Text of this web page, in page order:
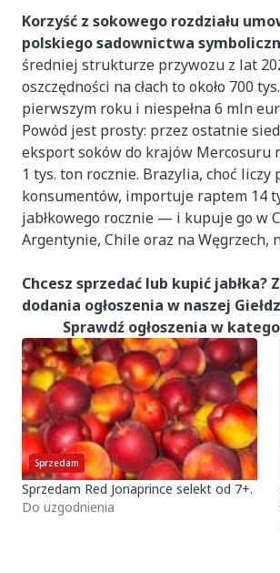
Korzyść z sokowego rozdziału
polskiego sadownictwa
średniej strukturze przywozu z lat
oszczędności na cłach to około 700
pierwszym roku i niespełna 6 mln
Powód jest prosty: przez ostatnie
eksport soków do krajów Mercosuru
1 tys. ton rocznie. Brazylia, choć liczy
konsumentów, importuje raptem 14
jabłkowego rocznie — i kupuje go w
Argentynie, Chile oraz na Węgrzech,
Chcesz sprzedać lub kupić jabłka?
dodania ogłoszenia w naszej
Sprawdź ogłoszenia w
Sprzedam
Sprzedam Red Jonaprince selekt od 7+.
Do uzgodnienia